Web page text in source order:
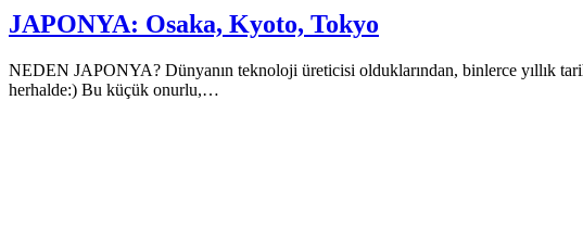
JAPONYA: Osaka, Kyoto, Tokyo
NEDEN JAPONYA? Dünyanın teknoloji üreticisi olduklarından, binlerce yıllık
herhalde:) Bu küçük onurlu,…